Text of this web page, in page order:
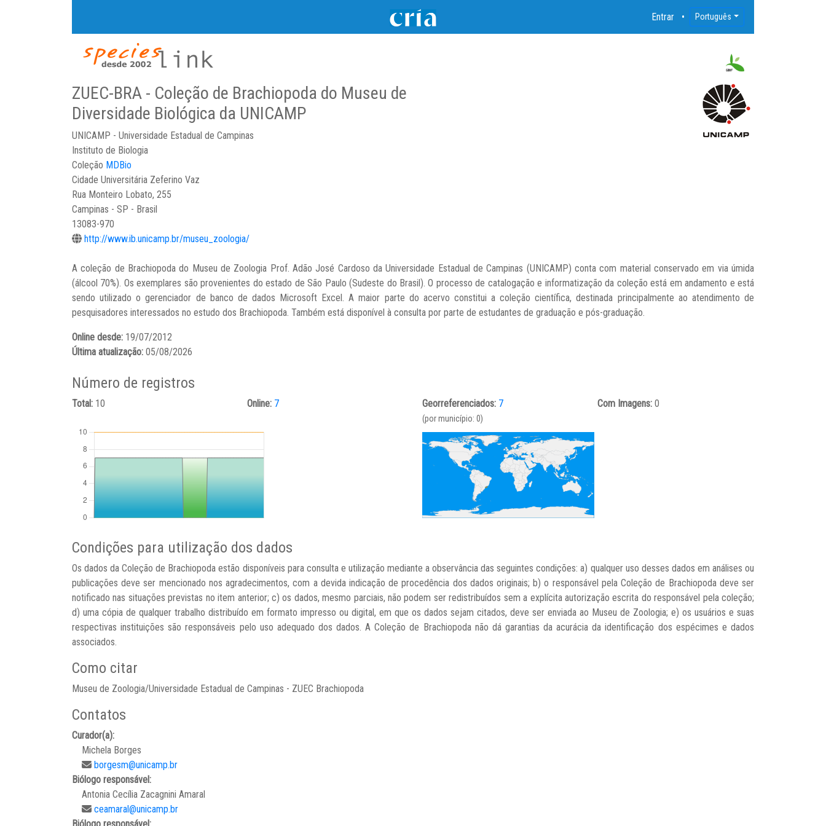
Entrar Português
ZUEC-BRA - Coleção de Brachiopoda do Museu de
Diversidade Biológica da UNICAMP
UNICAMP - Universidade Estadual de Campinas
Instituto de Biologia
Coleção MDBio
Cidade Universitária Zeferino Vaz
Rua Monteiro Lobato, 255
Campinas - SP - Brasil
13083-970
http://www.ib.unicamp.br/museu_zoologia/
A coleção de Brachiopoda do Museu de Zoologia Prof. Adão José Cardoso da Universidade Estadual de Campinas (UNICAMP) conta com material conservado em via úmida
(álcool 70%). Os exemplares são provenientes do estado de São Paulo (Sudeste do Brasil). O processo de catalogação e informatização da coleção está em andamento e está
sendo utilizado o gerenciador de banco de dados Microsoft Excel. A maior parte do acervo constitui a coleção científica, destinada principalmente ao atendimento de
pesquisadores interessados no estudo dos Brachiopoda. Também está disponível à consulta por parte de estudantes de graduação e pós-graduação.
Online desde: 19/07/2012
Última atualização: 05/08/2026
Número de registros
Total: 10 Online: 7 Georreferenciados: 7
(por município: 0)
Com Imagens: 0
Condições para utilização dos dados
Os dados da Coleção de Brachiopoda estão disponíveis para consulta e utilização mediante a observância das seguintes condições: a) qualquer uso desses dados em análises ou
publicações deve ser mencionado nos agradecimentos, com a devida indicação de procedência dos dados originais; b) o responsável pela Coleção de Brachiopoda deve ser
notificado nas situações previstas no item anterior; c) os dados, mesmo parciais, não podem ser redistribuídos sem a explícita autorização escrita do responsável pela coleção;
d) uma cópia de qualquer trabalho distribuído em formato impresso ou digital, em que os dados sejam citados, deve ser enviada ao Museu de Zoologia; e) os usuários e suas
respectivas instituições são responsáveis pelo uso adequado dos dados. A Coleção de Brachiopoda não dá garantias da acurácia da identificação dos espécimes e dados
associados.
Como citar
Museu de Zoologia/Universidade Estadual de Campinas - ZUEC Brachiopoda
Contatos
Curador(a):
Michela Borges
borgesm@unicamp.br
Biólogo responsável:
Antonia Cecília Zacagnini Amaral
ceamaral@unicamp.br